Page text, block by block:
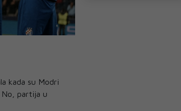
kada su Modri
No, partija u